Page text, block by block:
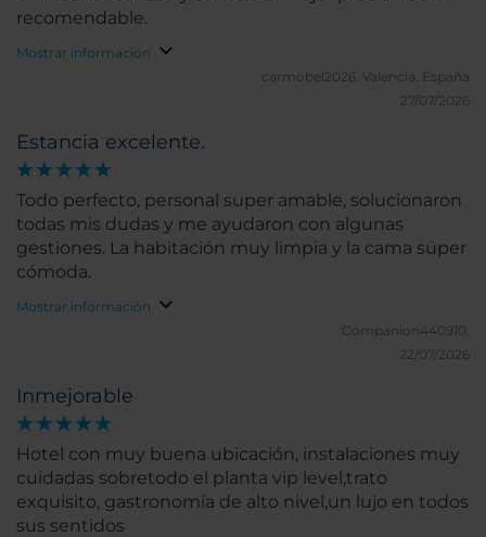
recomendable.
Mostrar información
carmobel2026. Valencia, España
27/07/2026
Estancia excelente.
Todo perfecto, personal super amable, solucionaron
todas mis dudas y me ayudaron con algunas
gestiones. La habitación muy limpia y la cama súper
cómoda.
Mostrar información
Companion440910.
22/07/2026
Inmejorable
Hotel con muy buena ubicación, instalaciones muy
cuidadas sobretodo el planta vip level,trato
exquisito, gastronomía de alto nivel,un lujo en todos
sus sentidos